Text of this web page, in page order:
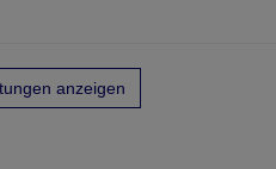
anzeigen